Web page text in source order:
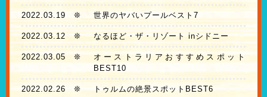
2022.03.19 ❊ 世界のヤバいプールベスト7
2022.03.12❊ なるほど・ザ・リゾート inシドニー
2022.03.05 ❊
オーストラリアおすすめスポット
BEST10
2022.02.26 ❊ トゥルムの絶景スポットBEST6